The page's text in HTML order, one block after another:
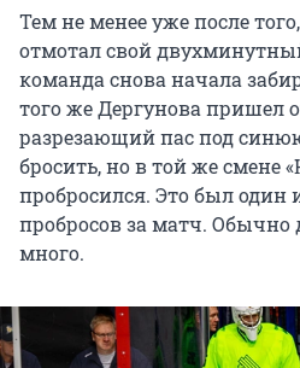
Тем не менее уже после
отмотал свой
команда снова начала
того же Дергунова пришел
разрезающий пас под
бросить, но в той же смене
пробросился. Это был один
пробросов за матч. Обычно
много.